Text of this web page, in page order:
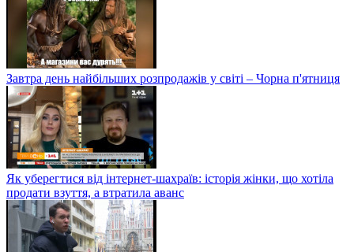
Завтра день найбільших розпродажів у світі – Чорна п'ятниця
Як уберегтися від інтернет-шахраїв: історія жінки, що хотіла
продати взуття, а втратила аванс